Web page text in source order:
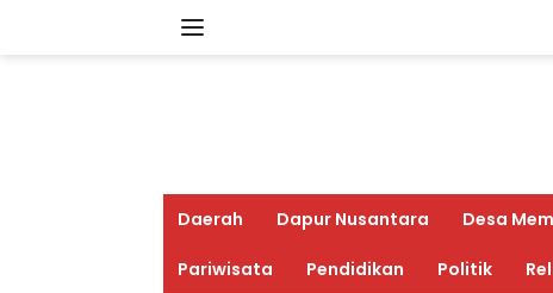
Daerah Dapur Nusantara Desa
Pariwisata Pendidikan Politik